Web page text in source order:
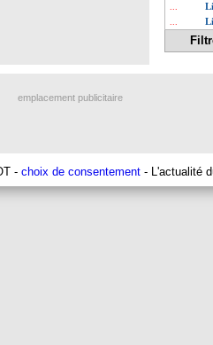
emplacement publicitaire
- choix de consentement - L'actualité